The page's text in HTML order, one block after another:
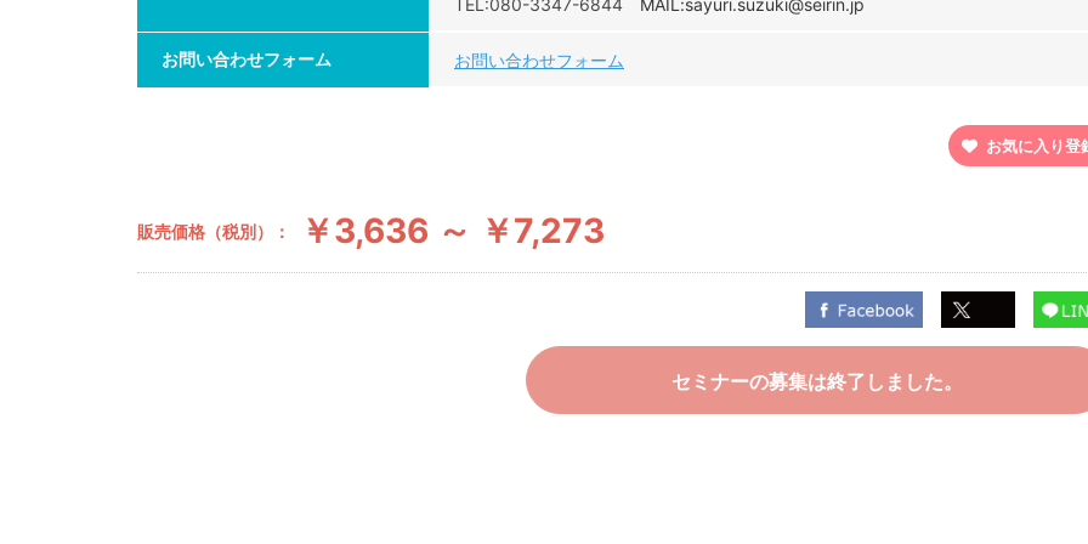
TEL:080-3347-6844 MAIL:sayuri.suzuki@seirin.jp
お問い合わせフォーム お問い合わせフォーム
お気に入り登
販売価格（税別）： ￥3,636 ～ ￥7,273
セミナーの募集は終了しました。